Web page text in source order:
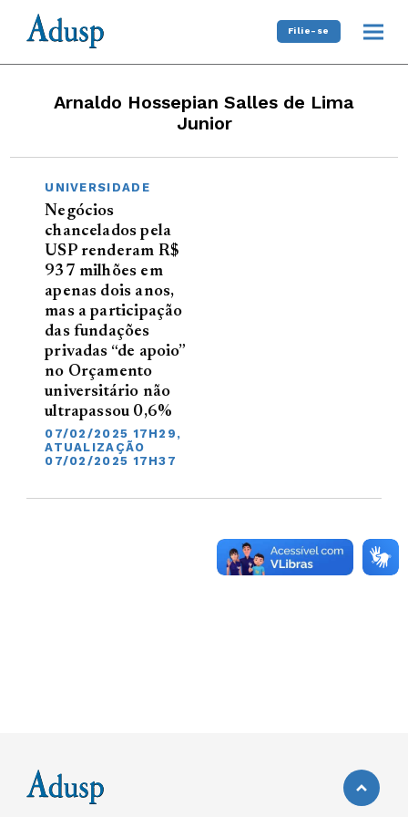
Filie-se
Arnaldo Hossepian Salles de Lima
Junior
UNIVERSIDADE
Negócios
chancelados pela
USP renderam R$
937 milhões em
apenas dois anos,
mas a participação
das fundações
privadas “de apoio”
no Orçamento
universitário não
ultrapassou 0,6%
07/02/2025 17H29,
ATUALIZAÇÃO
07/02/2025 17H37